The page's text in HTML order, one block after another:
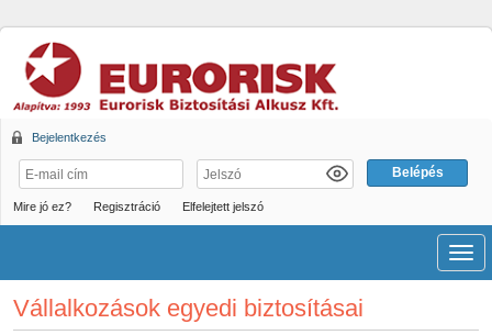
Bejelentkezés
Mire jó ez? Regisztráció Elfelejtett jelszó
Vállalkozások egyedi biztosításai